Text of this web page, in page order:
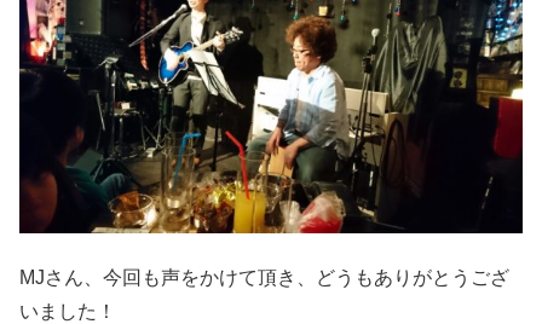
MJさん、今回も声をかけて頂き、どうもありがとうござ
いました！